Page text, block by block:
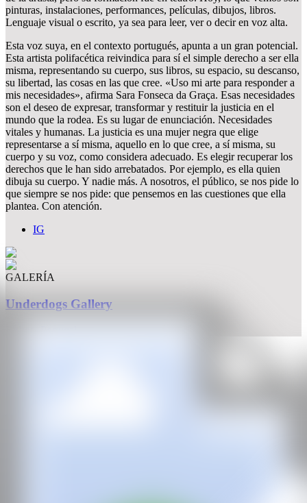
pinturas, instalaciones, performances, películas, dibujos, libros.
Lenguaje visual o escrito, ya sea para leer, ver o decir en voz alta.
Esta voz suya, en el contexto portugués, apunta a un gran potencial.
Esta artista polifacética reivindica para sí el simple derecho a ser ella
misma, representando su cuerpo, sus libros, su espacio, su descanso,
su libertad, las cosas en las que cree. «Uso mi arte para responder a
mis necesidades», afirma Sara Fonseca da Graça. Esas necesidades
son el deseo de expresar, transformar y restituir la justicia en el
mundo que la rodea. Es su lugar de enunciación. Necesidades
vitales y humanas. La justicia es una mujer negra que elige
representarse a sí misma, aquello en lo que cree, a sí misma, su
cuerpo y su voz, como considera adecuado. Es elegir recuperar los
derechos que le han sido arrebatados. Por ejemplo, es ella quien
dibuja su cuerpo. Y nadie más. A nosotros, el público, se nos pide lo
que siempre se nos pide: que pensemos en las cuestiones que ella
plantea. Con atención.
IG
GALERÍA
Underdogs Gallery